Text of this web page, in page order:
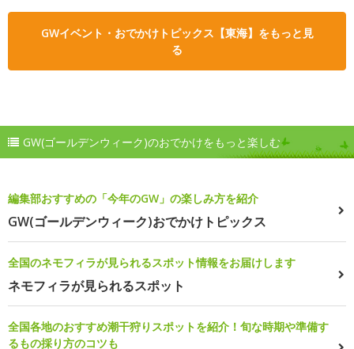
GWイベント・おでかけトピックス【東海】をもっと見
る
GW(ゴールデンウィーク)のおでかけをもっと楽しむ
編集部おすすめの「今年のGW」の楽しみ方を紹介
GW(ゴールデンウィーク)おでかけトピックス
全国のネモフィラが見られるスポット情報をお届けします
ネモフィラが見られるスポット
全国各地のおすすめ潮干狩りスポットを紹介！旬な時期や準備す
るもの採り方のコツも